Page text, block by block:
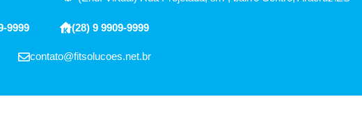
9999 (28) 9 9909-9999
contato@fitsolucoes.net.br